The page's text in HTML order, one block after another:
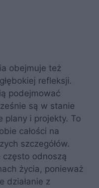
obejmuje też
refleksji.
podejmować
są w stanie
plany i projekty. To
całości na
szczegółów.
odnoszą
życia, ponieważ
działanie z